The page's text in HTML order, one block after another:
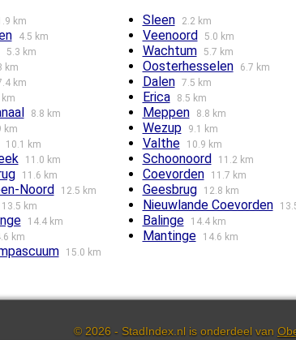
km Sleen 2.2 km
4.5 km Veenoord 5.0 km
5.3 km Wachtum 5.7 km
km Oosterhesselen 6.7 km
km Dalen 7.5 km
Erica 8.5 km
8.8 km Meppen 8.8 km
km Wezup 9.1 km
10.1 km Valthe 10.9 km
11.0 km Schoonoord 11.2 km
11.6 km Coevorden 11.7 km
Noord 12.5 km Geesbrug 12.8 km
13.5 km Nieuwlande Coevorden
14.4 km Balinge 14.4 km
km Mantinge 14.6 km
15.0 km
© 2026 - StadIndex.nl is onderdeel van